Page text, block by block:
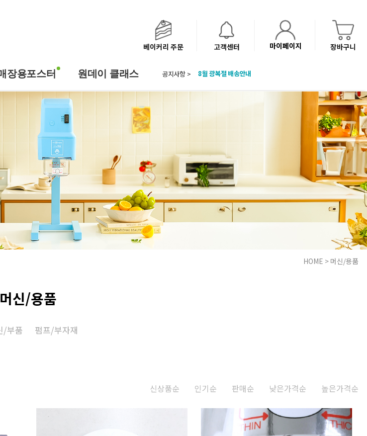
베이커리 주문 고객센터 마이페이지 장바구니
장용포스터 원데이 클래스 공지사항 >
8월 광복절 배송안내
베이커리(냉동직배송) 센터 이전에 따른 배송 일정 안내
HOME > 머신/용품
머신/용품
/부품 펌프/부자재
신상품순 인기순 판매순 낮은가격순 높은가격순